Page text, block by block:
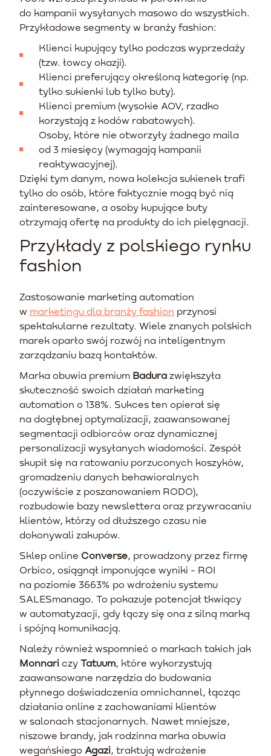
do kampanii wysyłanych masowo do wszystkich.
Przykładowe segmenty w branży fashion:
Klienci kupujący tylko podczas wyprzedaży
(tzw. łowcy okazji).
Klienci preferujący określoną kategorię (np.
tylko sukienki lub tylko buty).
Klienci premium (wysokie AOV, rzadko
korzystają z kodów rabatowych).
Osoby, które nie otworzyły żadnego maila
od 3 miesięcy (wymagają kampanii
reaktywacyjnej).
Dzięki tym danym, nowa kolekcja sukienek trafi
tylko do osób, które faktycznie mogą być nią
zainteresowane, a osoby kupujące buty
otrzymają ofertę na produkty do ich pielęgnacji.
Przykłady z polskiego rynku
fashion
Zastosowanie marketing automation
w marketingu dla branży fashion przynosi
spektakularne rezultaty. Wiele znanych polskich
marek oparło swój rozwój na inteligentnym
zarządzaniu bazą kontaktów.
Marka obuwia premium Badura zwiększyła
skuteczność swoich działań marketing
automation o 138%. Sukces ten opierał się
na dogłębnej optymalizacji, zaawansowanej
segmentacji odbiorców oraz dynamicznej
personalizacji wysyłanych wiadomości. Zespół
skupił się na ratowaniu porzuconych koszyków,
gromadzeniu danych behawioralnych
(oczywiście z poszanowaniem RODO),
rozbudowie bazy newslettera oraz przywracaniu
klientów, którzy od dłuższego czasu nie
dokonywali zakupów.
Sklep online Converse, prowadzony przez firmę
Orbico, osiągnął imponujące wyniki - ROI
na poziomie 3663% po wdrożeniu systemu
SALESmanago. To pokazuje potencjał tkwiący
w automatyzacji, gdy łączy się ona z silną marką
i spójną komunikacją.
Należy również wspomnieć o markach takich jak
Monnari czy Tatuum, które wykorzystują
zaawansowane narzędzia do budowania
płynnego doświadczenia omnichannel, łącząc
działania online z zachowaniami klientów
w salonach stacjonarnych. Nawet mniejsze,
niszowe brandy, jak rodzinna marka obuwia
wegańskiego Agazi, traktują wdrożenie